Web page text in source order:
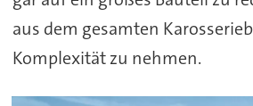
aus dem gesamten
Komplexität zu nehmen.